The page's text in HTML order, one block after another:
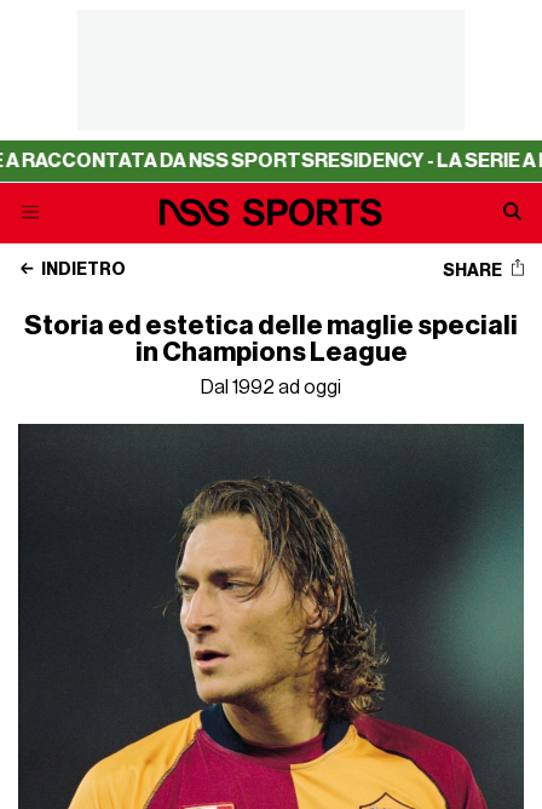
DA NSS SPORTS RESIDENCY - LA SERIE A
INDIETRO SHARE
Storia ed estetica delle maglie speciali
in Champions League
Dal 1992 ad oggi